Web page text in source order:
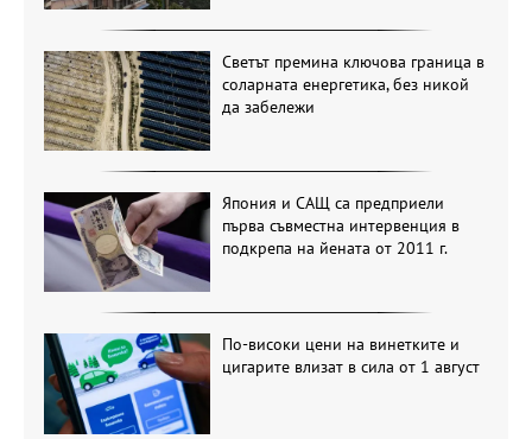
Светът премина ключова граница в
соларната енергетика, без никой
да забележи
Япония и САЩ са предприели
първа съвместна интервенция в
подкрепа на йената от 2011 г.
По-високи цени на винетките и
цигарите влизат в сила от 1 август